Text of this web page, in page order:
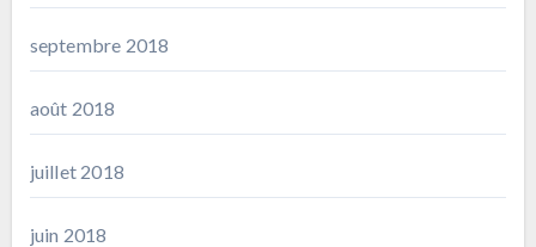
septembre 2018
août 2018
juillet 2018
juin 2018